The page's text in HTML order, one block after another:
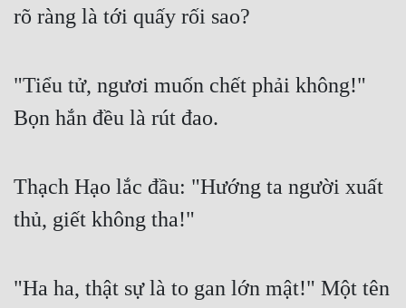
rõ ràng là tới quấy rối sao?
"Tiểu tử, ngươi muốn chết phải không!"
Bọn hắn đều là rút đao.
Thạch Hạo lắc đầu: "Hướng ta người xuất
thủ, giết không tha!"
"Ha ha, thật sự là to gan lớn mật!" Một tên